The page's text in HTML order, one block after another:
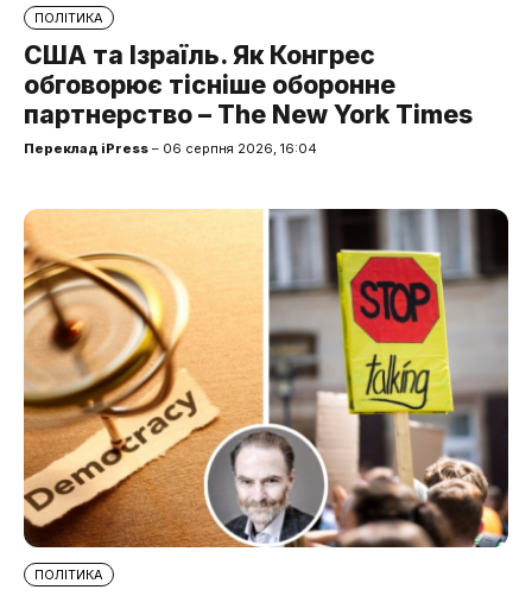
ПОЛІТИКА
США та Ізраїль. Як Конгрес
обговорює тісніше оборонне
партнерство – The New York Times
Переклад iPress – 06 серпня 2026, 16:04
ПОЛІТИКА